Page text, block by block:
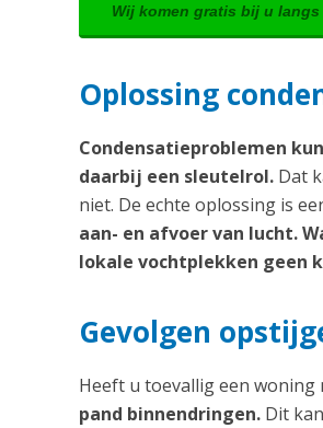
Wij komen gratis bij u
Oplossing
Condensatieproblemen
daarbij een sleutelrol. Dat
niet. De echte oplossing is
aan- en afvoer van lucht.
lokale vochtplekken geen
Gevolgen
Heeft u toevallig een woning
pand binnendringen. Dit